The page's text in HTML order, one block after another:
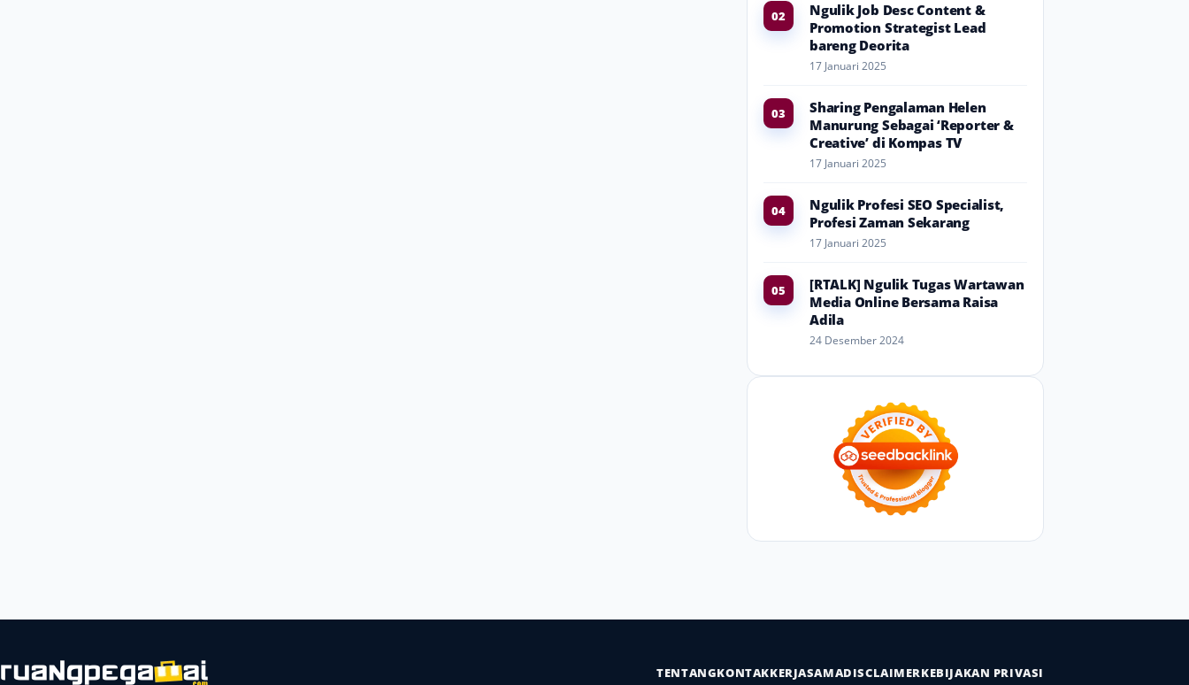
02
Ngulik Job Desc Content &
Promotion Strategist Lead
bareng Deorita
17 Januari 2025
03
Sharing Pengalaman Helen
Manurung Sebagai ‘Reporter &
Creative’ di Kompas TV
17 Januari 2025
04
Ngulik Profesi SEO Specialist,
Profesi Zaman Sekarang
17 Januari 2025
05
[RTALK] Ngulik Tugas Wartawan
Media Online Bersama Raisa
Adila
24 Desember 2024
TENTANGKONTAKKERJASAMADISCLAIMERKEBIJAKAN PRIVASI